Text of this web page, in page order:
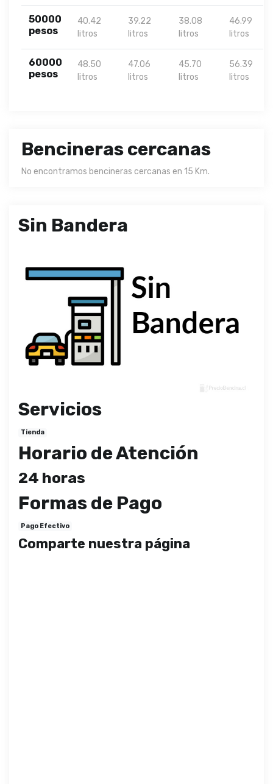
50000
pesos
40.42
litros
39.22
litros
38.08
litros
46.99
litros
60000
pesos
48.50
litros
47.06
litros
45.70
litros
56.39
litros
Bencineras cercanas
No encontramos bencineras cercanas en 15 Km.
Sin Bandera
Servicios
Tienda
Horario de Atención
24 horas
Formas de Pago
Pago Efectivo
Comparte nuestra página